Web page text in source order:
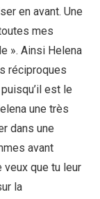
en avant. Une
mes
». Ainsi Helena
réciproques
est le
une très
dans une
avant
veux que tu leur
la